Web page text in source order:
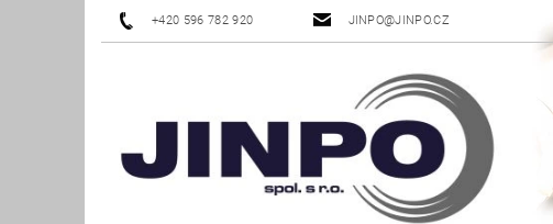
+420 596 782 920 JINPO@JINPO.CZ